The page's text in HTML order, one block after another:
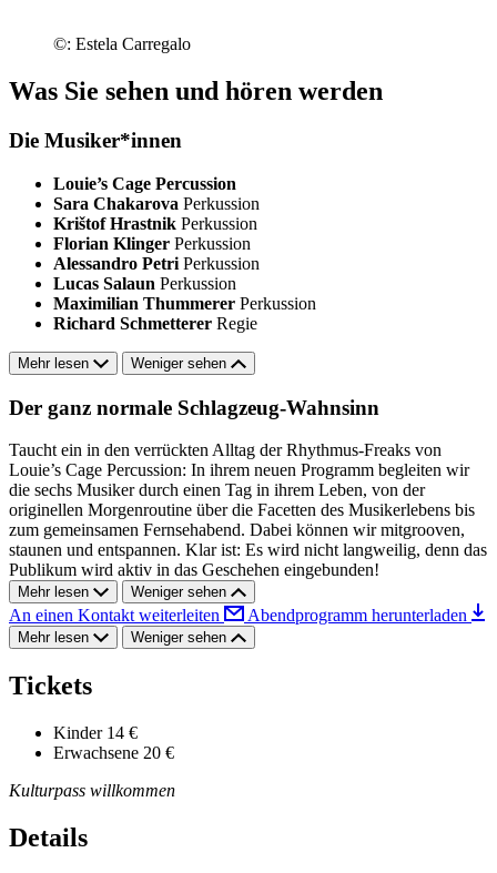
©: Estela Carregalo
Was Sie sehen und hören werden
Die Musiker*innen
Louie’s Cage Percussion
Sara Chakarova Perkussion
Krištof Hrastnik Perkussion
Florian Klinger Perkussion
Alessandro Petri Perkussion
Lucas Salaun Perkussion
Maximilian Thummerer Perkussion
Richard Schmetterer Regie
Mehr lesen Weniger sehen
Der ganz normale Schlagzeug-Wahnsinn
Taucht ein in den verrückten Alltag der Rhythmus-Freaks von
Louie’s Cage Percussion: In ihrem neuen Programm begleiten wir
die sechs Musiker durch einen Tag in ihrem Leben, von der
originellen Morgenroutine über die Facetten des Musikerlebens bis
zum gemeinsamen Fernsehabend. Dabei können wir mitgrooven,
staunen und entspannen. Klar ist: Es wird nicht langweilig, denn das
Publikum wird aktiv in das Geschehen eingebunden!
Mehr lesen Weniger sehen
An einen Kontakt weiterleiten Abendprogramm herunterladen
Mehr lesen Weniger sehen
Tickets
Kinder 14 €
Erwachsene 20 €
Kulturpass willkommen
Details